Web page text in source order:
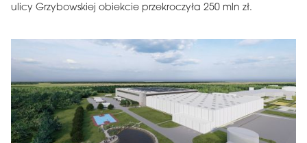
ulicy Grzybowskiej obiekcie przekroczyła 250 mln zł.